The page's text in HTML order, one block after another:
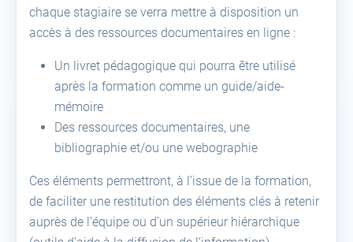
chaque stagiaire se verra mettre à disposition un
accès à des ressources documentaires en ligne :
Un livret pédagogique qui pourra être utilisé
après la formation comme un guide/aide-
mémoire
Des ressources documentaires, une
bibliographie et/ou une webographie
Ces éléments permettront, à l’issue de la formation,
de faciliter une restitution des éléments clés à retenir
auprès de l’équipe ou d’un supérieur hiérarchique